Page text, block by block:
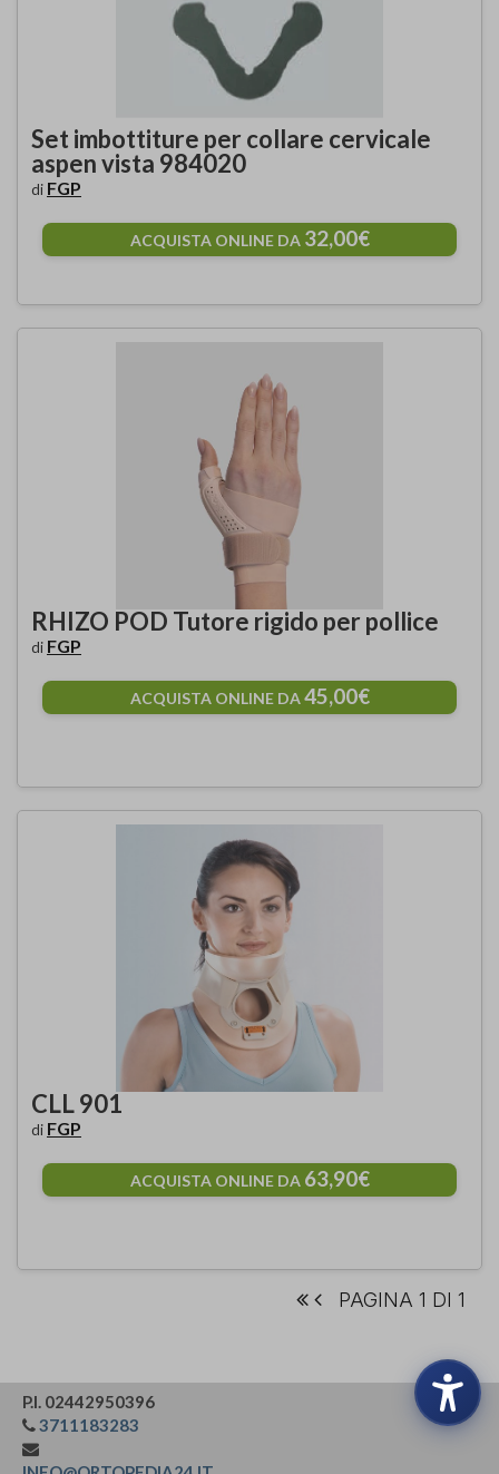
Set imbottiture per collare cervicale
aspen vista 984020
di FGP
ACQUISTA ONLINE DA 32,00€
RHIZO POD Tutore rigido per pollice
di FGP
ACQUISTA ONLINE DA45,00€
CLL 901
di FGP
ACQUISTA ONLINE DA 63,90€
PAGINA 1 DI 1
P.I. 02442950396
3711183283